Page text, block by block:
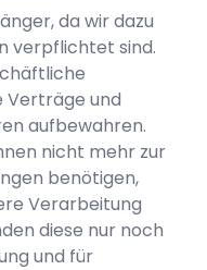
da wir dazu
verpflichtet sind.
Verträge und
aufbewahren.
nicht mehr zur
benötigen,
Verarbeitung
diese nur noch
und für